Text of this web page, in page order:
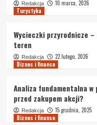
Redakcja
10 marca, 2026
Turystyka
Wycieczki przyrodnicze
teren
Redakcja
22 lutego, 2026
Biznes i finanse
Analiza fundamentalna
przed zakupem akcji?
Redakcja
15 grudnia, 2025
Biznes i finanse